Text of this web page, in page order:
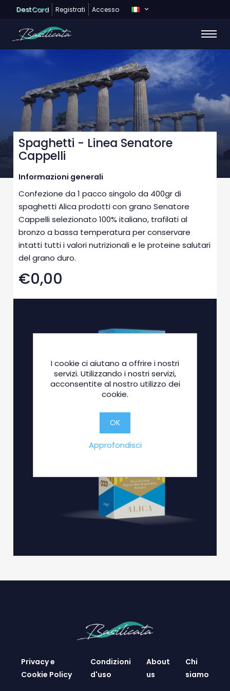
DestCard Registrati Accesso
Spaghetti - Linea Senatore
Cappelli
Informazioni generali
Confezione da 1 pacco singolo da 400gr di
spaghetti Alica prodotti con grano Senatore
Cappelli selezionato 100% italiano, trafilati al
bronzo a bassa temperatura per conservare
intatti tutti i valori nutrizionali e le proteine salutari
del grano duro.
€0,00
Privacy e
Cookie Policy
Condizioni
d'uso
About
us
Chi
siamo
I cookie ci aiutano a offrire i nostri
servizi. Utilizzando i nostri servizi,
acconsentite al nostro utilizzo dei
cookie.
OK
Approfondisci